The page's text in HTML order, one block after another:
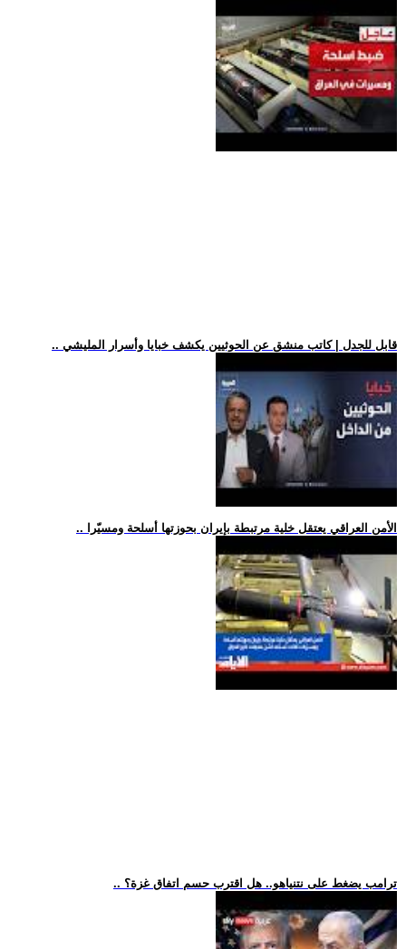
.. قابل للجدل | كاتب منشق عن الحوثيين يكشف خبايا وأسرار المليشي
.. الأمن العراقي يعتقل خلية مرتبطة بإيران بحوزتها أسلحة ومسيّرا
.. ترامب يضغط على نتنياهو.. هل اقترب حسم اتفاق غزة؟